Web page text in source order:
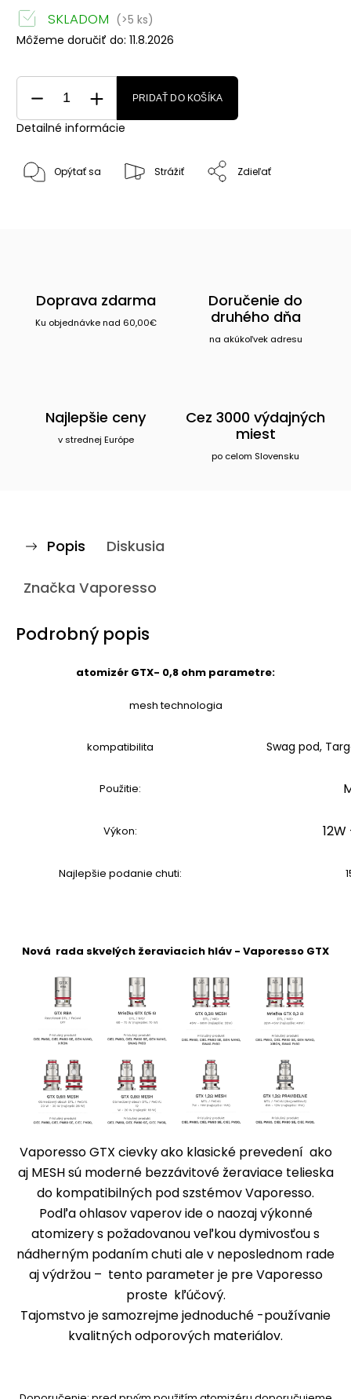
SKLADOM (>5 ks)
Môžeme doručiť do: 11.8.2026
PRIDAŤ DO KOŠÍKA
Detailné informácie
Opýtať sa Strážiť Zdieľať
Doprava zdarma
Ku objednávke nad 60,00€
Doručenie do
druhého dňa
na akúkoľvek adresu
Najlepšie ceny
v strednej Európe
Cez 3000 výdajných
miest
po celom Slovensku
Popis Diskusia
Značka Vaporesso
Podrobný popis
atomizér GTX- 0,8 ohm parametre:
mesh technologia
kompatibilita Swag pod,
Použitie:
Výkon:
Najlepšie podanie chuti:
Nová rada skvelých žeraviacich hláv - Vaporesso GTX
Vaporesso GTX cievky ako klasické prevedení ako
aj MESH sú moderné bezzávitové žeraviace telieska
do kompatibilných pod szstémov Vaporesso.
Podľa ohlasov vaperov ide o naozaj výkonné
atomizery s požadovanou veľkou dymivosťou s
nádherným podaním chuti ale v neposlednom rade
aj výdržou – tento parameter je pre Vaporesso
proste kľúčový.
Tajomstvo je samozrejme jednoduché -používanie
kvalitných odporových materiálov.